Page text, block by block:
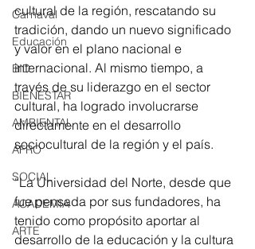
Carnaval
Educación
BID
BIENESTAR
AMBIENTAL
AFRO
SOCIAL
ACADEMIA
ARTE
cultural de la región, rescatando su
tradición, dando un nuevo significado
y valor en el plano nacional e
internacional. Al mismo tiempo, a
través de su liderazgo en el sector
cultural, ha logrado involucrarse
directamente en el desarrollo
sociocultural de la región y el país.
“La Universidad del Norte, desde que
fue pensada por sus fundadores, ha
tenido como propósito aportar al
desarrollo de la educación y la cultura